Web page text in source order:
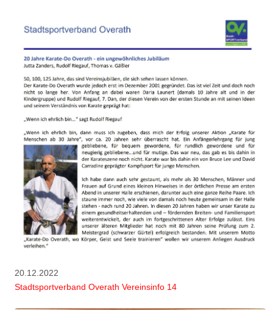
20.12.2022
Stadtsportverband Overath Vereinsinfo 14